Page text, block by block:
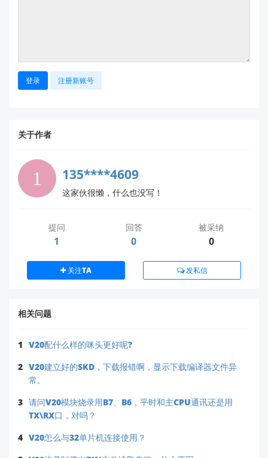
需要更详细的HLK-V20 开发指南
技术文档库
登录 注册新账号
关于作者
135****4609
这家伙很懒，什么也没写！
提问
1
回答
0
被采纳
0
关注TA 发私信
相关问题
1 V20配什么样的咪头更好呢?
2 V20建立好的SKD，下载报错啊，显示下载编译器文件异
常。
3 请问V20模块烧录用B7、B6，平时和主CPU通讯还是用
TX\RX口，对吗？
4 V20怎么与32单片机连接使用？